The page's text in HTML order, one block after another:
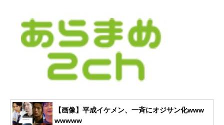
【画像】平成イケメン、一斉にオジサン化www
wwwww